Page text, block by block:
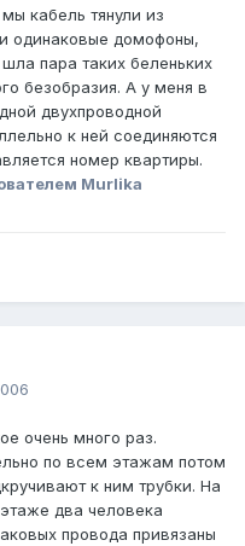
кабель тянули из
одинаковые домофоны,
пара таких беленьких
безобразия. А у меня в
двухпроводной
к ней соединяются
номер квартиры.
Murlika
очень много раз.
по всем этажам потом
к ним трубки. На
два человека
провода привязаны